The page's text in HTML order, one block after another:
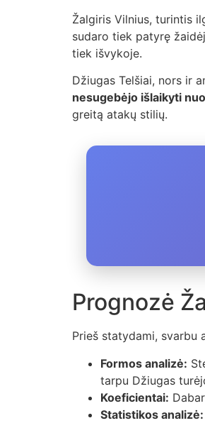
Žalgiris Vilnius, turintis
sudaro tiek patyrę
tiek išvykoje.
Džiugas Telšiai, nors ir
nesugebėjo išlaikyti
greitą atakų stilių.
Prognozė
Prieš statydami, svarbu
Formos analizė:
tarpu Džiugas
Koeficientai:
Statistikos analizė: